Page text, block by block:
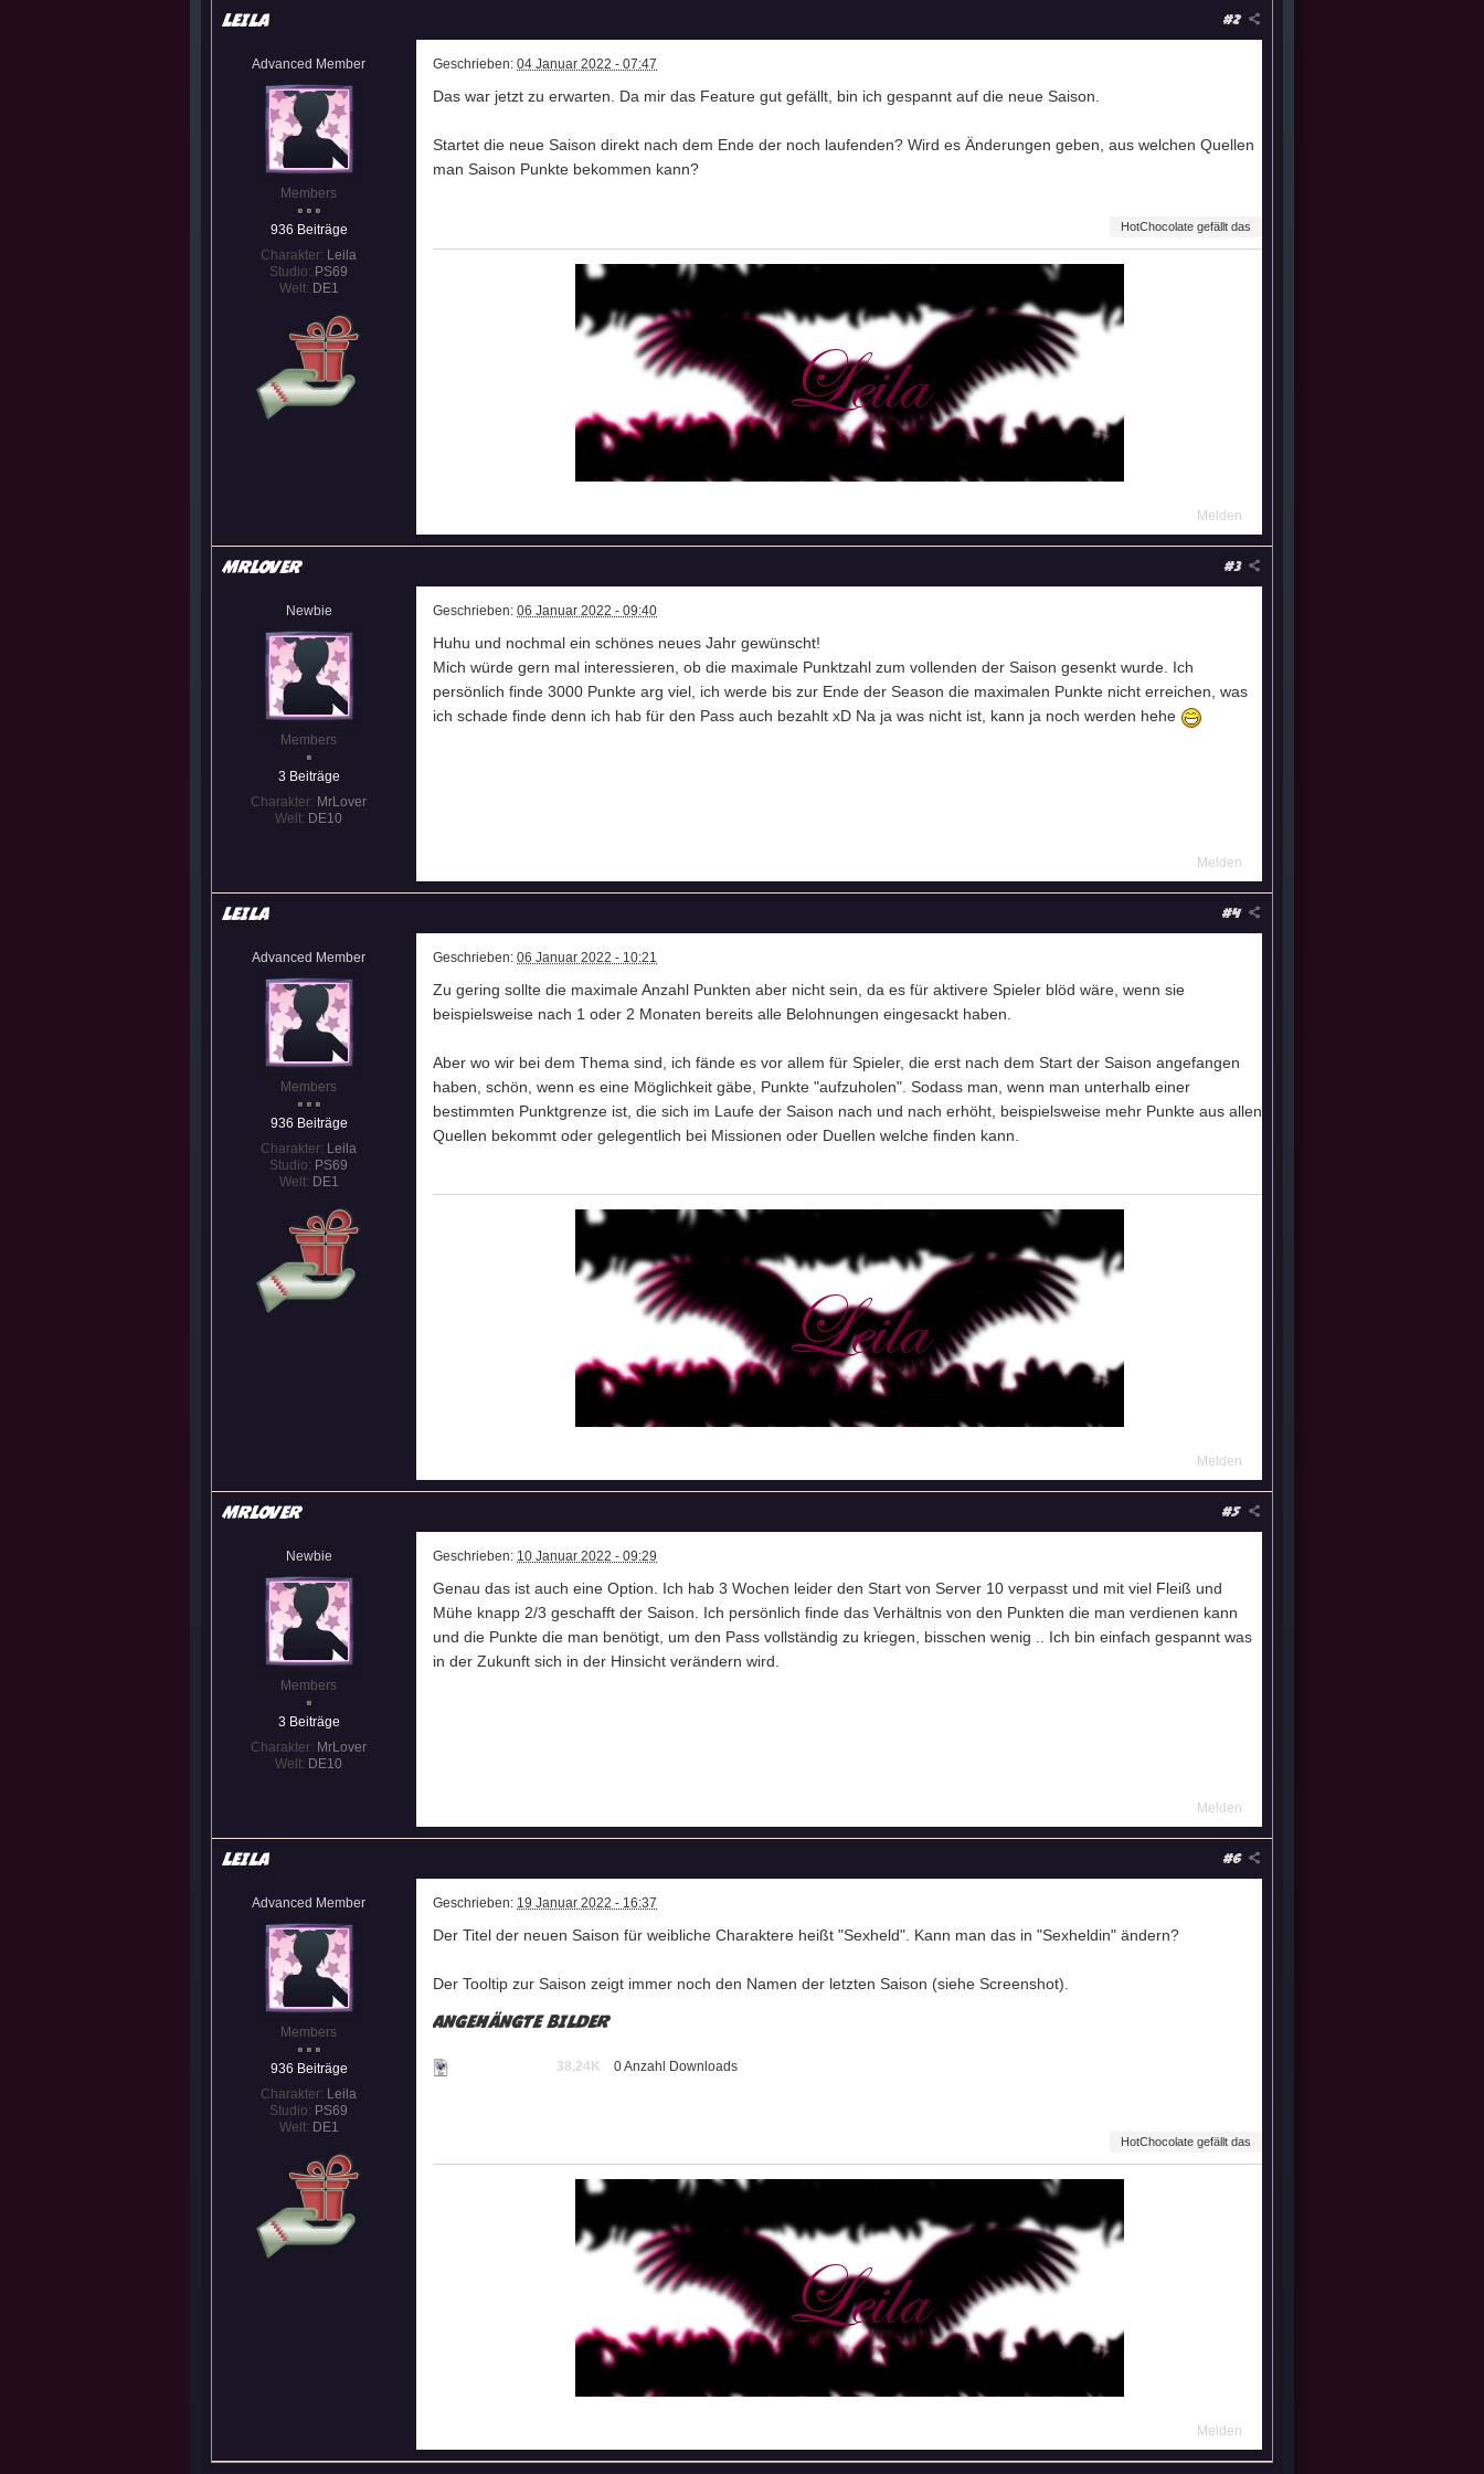
#2
Leila
Advanced Member
Members
936 Beiträge
Charakter: Leila
Studio: PS69
Welt: DE1
Geschrieben: 04 Januar 2022 - 07:47
Das war jetzt zu erwarten. Da mir das Feature gut gefällt, bin ich gespannt auf die neue Saison.
Startet die neue Saison direkt nach dem Ende der noch laufenden? Wird es Änderungen geben, aus welchen Quellen
man Saison Punkte bekommen kann?
HotChocolate gefällt das
Melden
#3
MrLover
Newbie
Members
3 Beiträge
Charakter: MrLover
Welt: DE10
Geschrieben: 06 Januar 2022 - 09:40
Huhu und nochmal ein schönes neues Jahr gewünscht!
Mich würde gern mal interessieren, ob die maximale Punktzahl zum vollenden der Saison gesenkt wurde. Ich
persönlich finde 3000 Punkte arg viel, ich werde bis zur Ende der Season die maximalen Punkte nicht erreichen, was
ich schade finde denn ich hab für den Pass auch bezahlt xD Na ja was nicht ist, kann ja noch werden hehe
Melden
#4
Leila
Advanced Member
Members
936 Beiträge
Charakter: Leila
Studio: PS69
Welt: DE1
Geschrieben: 06 Januar 2022 - 10:21
Zu gering sollte die maximale Anzahl Punkten aber nicht sein, da es für aktivere Spieler blöd wäre, wenn sie
beispielsweise nach 1 oder 2 Monaten bereits alle Belohnungen eingesackt haben.
Aber wo wir bei dem Thema sind, ich fände es vor allem für Spieler, die erst nach dem Start der Saison angefangen
haben, schön, wenn es eine Möglichkeit gäbe, Punkte "aufzuholen". Sodass man, wenn man unterhalb einer
bestimmten Punktgrenze ist, die sich im Laufe der Saison nach und nach erhöht, beispielsweise mehr Punkte aus allen
Quellen bekommt oder gelegentlich bei Missionen oder Duellen welche finden kann.
Melden
#5
MrLover
Newbie
Members
3 Beiträge
Charakter: MrLover
Welt: DE10
Geschrieben: 10 Januar 2022 - 09:29
Genau das ist auch eine Option. Ich hab 3 Wochen leider den Start von Server 10 verpasst und mit viel Fleiß und
Mühe knapp 2/3 geschafft der Saison. Ich persönlich finde das Verhältnis von den Punkten die man verdienen kann
und die Punkte die man benötigt, um den Pass vollständig zu kriegen, bisschen wenig .. Ich bin einfach gespannt was
in der Zukunft sich in der Hinsicht verändern wird.
Melden
#6
Leila
Advanced Member
Members
936 Beiträge
Charakter: Leila
Studio: PS69
Welt: DE1
Geschrieben: 19 Januar 2022 - 16:37
Der Titel der neuen Saison für weibliche Charaktere heißt "Sexheld". Kann man das in "Sexheldin" ändern?
Der Tooltip zur Saison zeigt immer noch den Namen der letzten Saison (siehe Screenshot).
Angehängte Bilder
38,24K 0 Anzahl Downloads
HotChocolate gefällt das
Melden